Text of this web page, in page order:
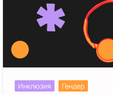
Инклюзия Гендер